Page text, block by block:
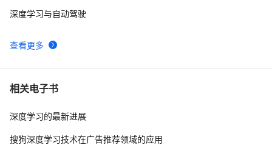
习模型
查看更多
深度学习与自动驾驶
相关电子书
深度学习的最新进展
搜狗深度学习技术在广告推荐领域的应用